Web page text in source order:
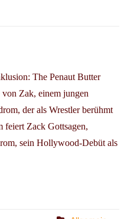
The Penaut Butter
Zak, einem jungen
der als Wrestler berühmt
feiert Zack Gottsagen,
sein Hollywood-Debüt als